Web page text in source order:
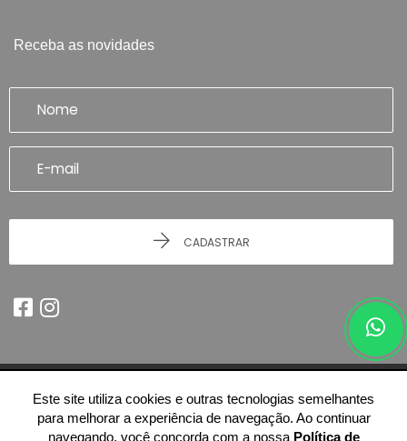
Receba as novidades
CADASTRAR
© 2026 - Imobiliária Artefatto Imóveis - Franca/SP -51.614.978/0001-84
-Todos os Direitos Reservados.
Este site utiliza cookies e outras tecnologias semelhantes
para melhorar a experiência de navegação. Ao continuar
navegando, você concorda com a nossa Política de